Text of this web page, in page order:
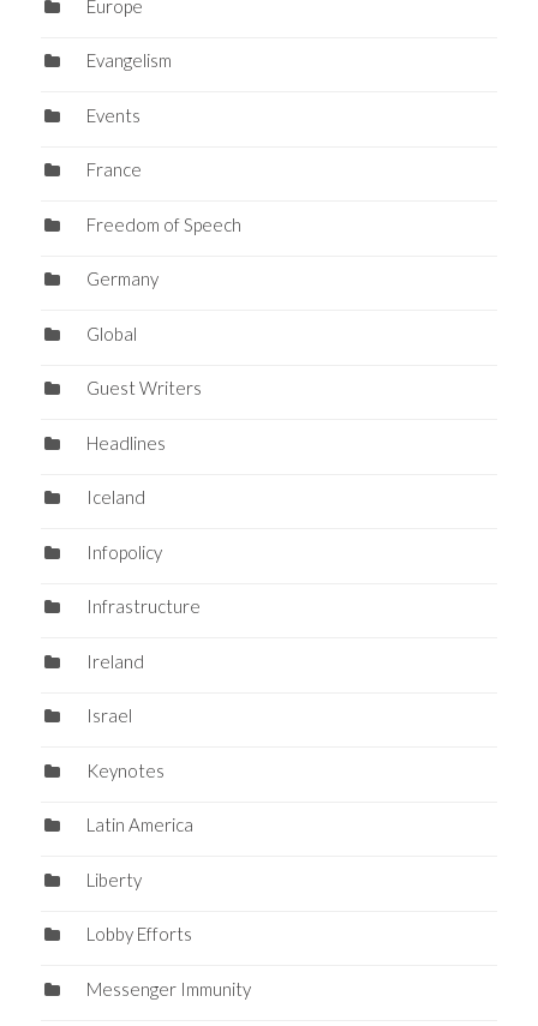
Europe
Evangelism
Events
France
Freedom of Speech
Germany
Global
Guest Writers
Headlines
Iceland
Infopolicy
Infrastructure
Ireland
Israel
Keynotes
Latin America
Liberty
Lobby Efforts
Messenger Immunity